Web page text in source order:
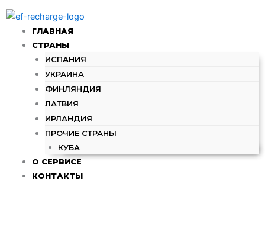
содержимому
ГЛАВНАЯ
СТРАНЫ
ИСПАНИЯ
УКРАИНА
ФИНЛЯНДИЯ
ЛАТВИЯ
ИРЛАНДИЯ
ПРОЧИЕ СТРАНЫ
КУБА
О СЕРВИСЕ
КОНТАКТЫ